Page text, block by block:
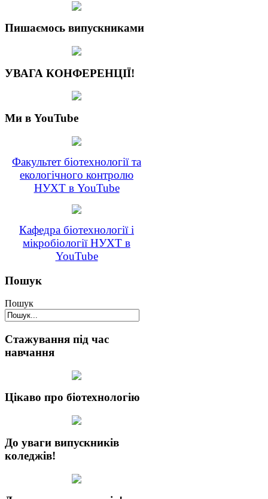
Пишаємось випускниками
УВАГА КОНФЕРЕНЦІЇ!
Ми в YouTube
Факультет біотехнології та
екологічного контролю
НУХТ в YouTube
Кафедра біотехнології і
мікробіології НУХТ в
YouTube
Пошук
Пошук
Стажування під час
навчання
Цікаво про біотехнологію
До уваги випускників
коледжів!